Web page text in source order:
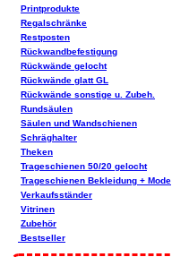
Printprodukte
Regalschränke
Restposten
Rückwandbefestigung
Rückwände gelocht
Rückwände glatt GL
Rückwände sonstige u. Zubeh.
Rundsäulen
Säulen und Wandschienen
Schräghalter
Theken
Trageschienen 50/20 gelocht
Trageschienen Bekleidung + Mode
Verkaufsständer
Vitrinen
Zubehör
Bestseller